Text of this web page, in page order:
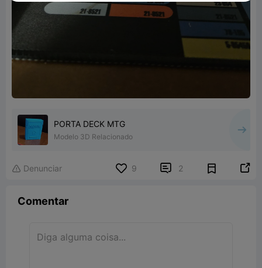
PORTA DECK MTG
Modelo 3D Relacionado
 Denunciar 9  2 
Comentar